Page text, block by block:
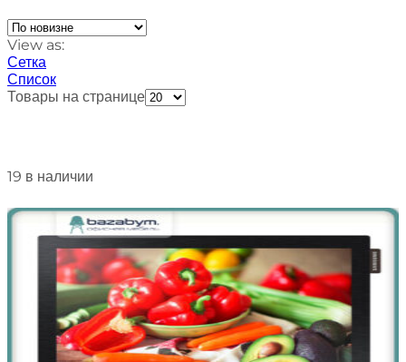
View as:
Сетка
Список
Товары на странице
19 в наличии